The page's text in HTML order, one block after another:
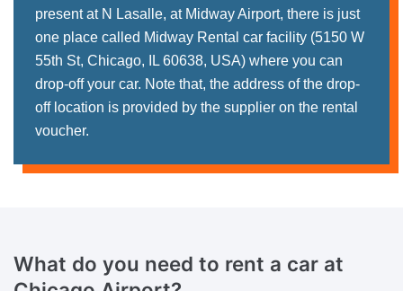
present at N Lasalle, at Midway Airport, there is just
one place called Midway Rental car facility (5150 W
55th St, Chicago, IL 60638, USA) where you can
drop-off your car. Note that, the address of the drop-
off location is provided by the supplier on the rental
voucher.
What do you need to rent a car at